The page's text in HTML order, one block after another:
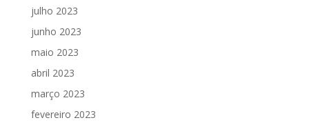
julho 2023
junho 2023
maio 2023
abril 2023
março 2023
fevereiro 2023